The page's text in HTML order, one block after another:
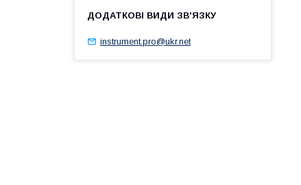
instrument.pro@ukr.net